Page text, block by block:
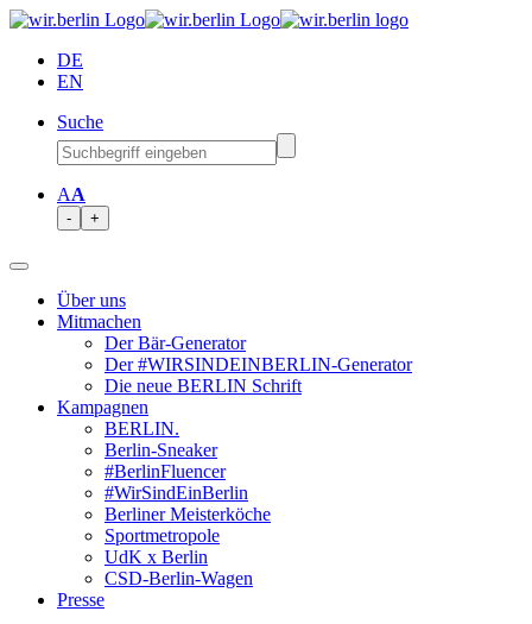
DE
EN
Suche
AA
- +
Über uns
Mitmachen
Der Bär-Generator
Der #WIRSINDEINBERLIN-Generator
Die neue BERLIN Schrift
Kampagnen
BERLIN.
Berlin-Sneaker
#BerlinFluencer
#WirSindEinBerlin
Berliner Meisterköche
Sportmetropole
UdK x Berlin
CSD-Berlin-Wagen
Presse